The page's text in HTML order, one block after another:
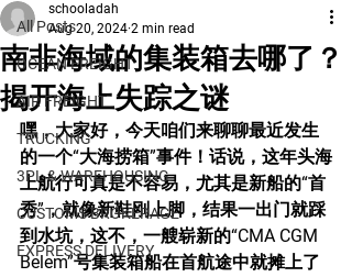
All Posts
OCEAN FREIGHT
AIR FREIGHT
TRUCKING
3PL & WAREHOUSING
CUSTOMS BROKERAGE
EXPRESS DELIVERY
南非海域的集装箱去哪了？
揭开海上失踪之谜
schooladah
Aug 20, 2024 2 min read
嘿，大家好，今天咱们来聊聊最近发生
的一个“大海捞箱”事件！话说，这年头海
上航行可真是不容易，尤其是新船的“首
秀”，就像新鞋刚上脚，结果一出门就踩
到水坑，这不，一艘崭新的“CMA CGM
Belem”号集装箱船在首航途中就摊上了